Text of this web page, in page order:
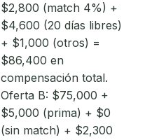
$2,800 (match 4%) +
$4,600 (20 días libres)
+ $1,000 (otros) =
$86,400 en
compensación total.
Oferta B: $75,000 +
$5,000 (prima) + $0
(sin match) + $2,300